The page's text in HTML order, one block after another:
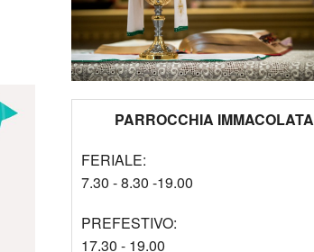
PARROCCHIA IMMACOLATA
FERIALE:
7.30 - 8.30 -19.00
PREFESTIVO:
17.30 - 19.00